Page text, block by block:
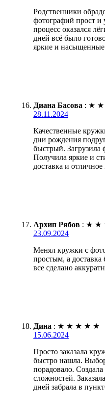
Родственники
фотографий прост и
процесс оказался
дней всё было
яркие и
Диана Басова : ★ ★
28.11.2024
Качественные
дни рождения
быстрый. Загрузила
Получила яркие и
доставка и отличное
Архип Рябов : ★ ★
23.09.2024
Менял кружки с фото
простым, а доставка
все сделано
Дина : ★ ★ ★ ★ ★
15.06.2024
Просто заказала
быстро нашла.
порадовало.
сложностей.
дней забрала в